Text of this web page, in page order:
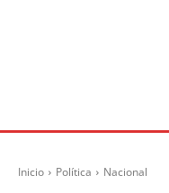
Inicio Política Nacional